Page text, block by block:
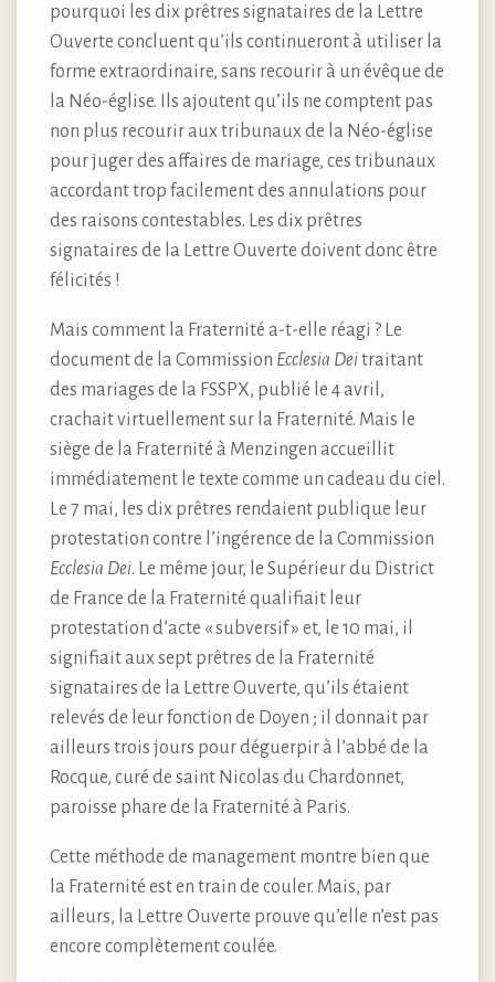
pourquoi les dix prêtres signataires de la Lettre
Ouverte concluent qu’ils continueront à utiliser la
forme extraordinaire, sans recourir à un évêque de
la Néo-église. Ils ajoutent qu’ils ne comptent pas
non plus recourir aux tribunaux de la Néo-église
pour juger des affaires de mariage, ces tribunaux
accordant trop facilement des annulations pour
des raisons contestables. Les dix prêtres
signataires de la Lettre Ouverte doivent donc être
félicités !
Mais comment la Fraternité a-t-elle réagi ? Le
document de la Commission Ecclesia Deitraitant
des mariages de la FSSPX, publié le 4 avril,
crachait virtuellement sur la Fraternité. Mais le
siège de la Fraternité à Menzingen accueillit
immédiatement le texte comme un cadeau du ciel.
Le 7 mai, les dix prêtres rendaient publique leur
protestation contre l’ingérence de la Commission
Ecclesia Dei. Le même jour, le Supérieur du District
de France de la Fraternité qualifiait leur
protestation d’acte « subversif » et, le 10 mai, il
signifiait aux sept prêtres de la Fraternité
signataires de la Lettre Ouverte, qu’ils étaient
relevés de leur fonction de Doyen ; il donnait par
ailleurs trois jours pour déguerpir à l’abbé de la
Rocque, curé de saint Nicolas du Chardonnet,
paroisse phare de la Fraternité à Paris.
Cette méthode de management montre bien que
la Fraternité est en train de couler. Mais, par
ailleurs, la Lettre Ouverte prouve qu’elle n’est pas
encore complètement coulée.